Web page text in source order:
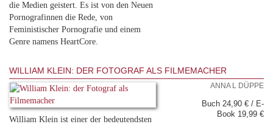
die Medien geistert. Es ist von den Neuen
Pornografinnen die Rede, von
Feministischer Pornografie und einem
Genre namens HeartCore.
WILLIAM KLEIN: DER FOTOGRAF ALS FILMEMACHER
William Klein ist einer der bedeutendsten
ANNA L DÜPPE
Buch 24,90 € / E-
Book 19,99 €